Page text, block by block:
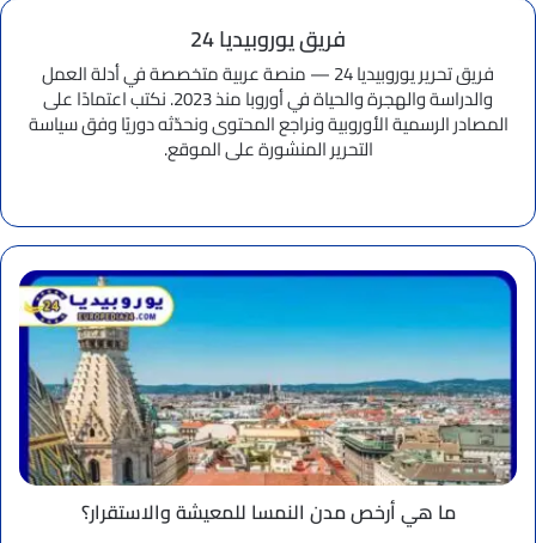
فريق يوروبيديا 24
فريق تحرير يوروبيديا 24 — منصة عربية متخصصة في أدلة العمل
والدراسة والهجرة والحياة في أوروبا منذ 2023. نكتب اعتمادًا على
المصادر الرسمية الأوروبية ونراجع المحتوى ونحدّثه دوريًا وفق سياسة
التحرير المنشورة على الموقع.
ما
أرخص
مدن
النمسا
للمعيشة
والاستقرار؟
ما هي أرخص مدن النمسا للمعيشة والاستقرار؟